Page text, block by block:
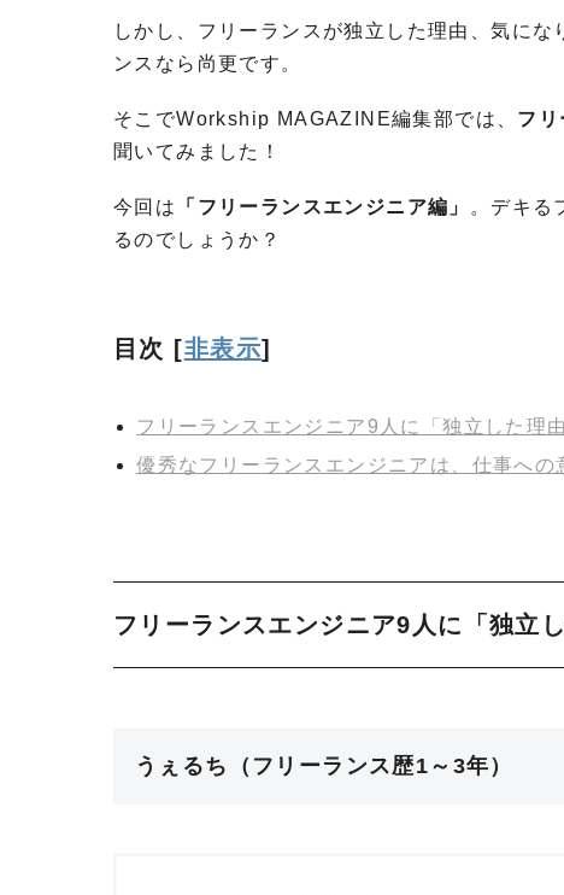
しかし、フリーランスが独立した理由、気に
ンスなら尚更です。
そこでWorkship MAGAZINE編集部では、 フリ
聞いてみました！
今回は 「フリーランスエンジニア編」 。デキる
るのでしょうか？
目次 [非表示]
フリーランスエンジニア9人に「独立した理
優秀なフリーランスエンジニアは、仕事への
フリーランスエンジニア9人に「独立
うぇるち（フリーランス歴1～3年）